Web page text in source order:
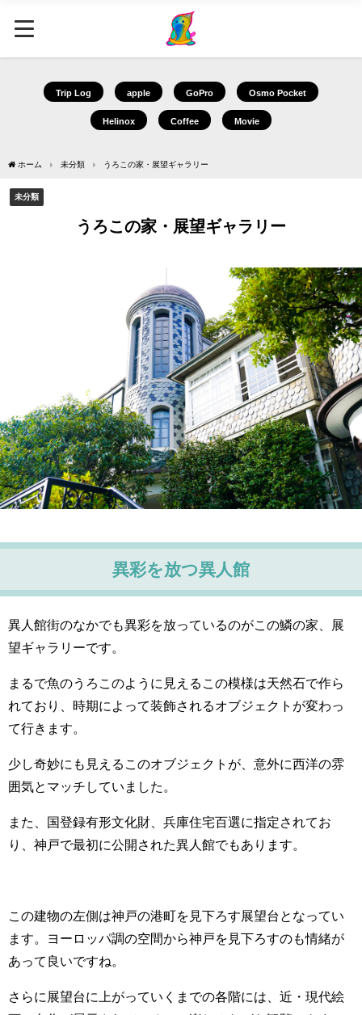
Trip Log apple GoPro Osmo Pocket
Helinox Coffee Movie
ホーム 未分類 うろこの家・展望ギャラリー
未分類
うろこの家・展望ギャラリー
異彩を放つ異人館
異人館街のなかでも異彩を放っているのがこの鱗の家、展
望ギャラリーです。
まるで魚のうろこのように 見える この模様は天然石で作ら
れて おり、 時期によって装飾され るオブジェクトが変わっ
て行きます。
少し奇妙にも見えるこのオブジェクトが、意外に西洋の雰
囲気とマッチしていました。
また、
国登録有形文化財、兵庫住宅百選に指定されてお
り、 神戸で最初に公開された異人館でもあります。
この建物の左側は神戸の港町を見下ろす展望台となってい
ます。
ヨーロッパ調の空間から神戸を見下ろすのも情緒が
あって良いですね。
さらに展望台に上がっていく までの各階には、 近・現代絵